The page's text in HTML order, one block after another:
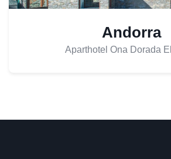
Andorra
Aparthotel Ona Dorada